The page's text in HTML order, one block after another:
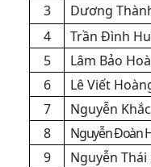
3
Dương
4
Trần Đình
5
Lâm Bảo
6
Lê Viết
7
Nguyễn
8
Nguyễn Đoàn
9
Nguyễn